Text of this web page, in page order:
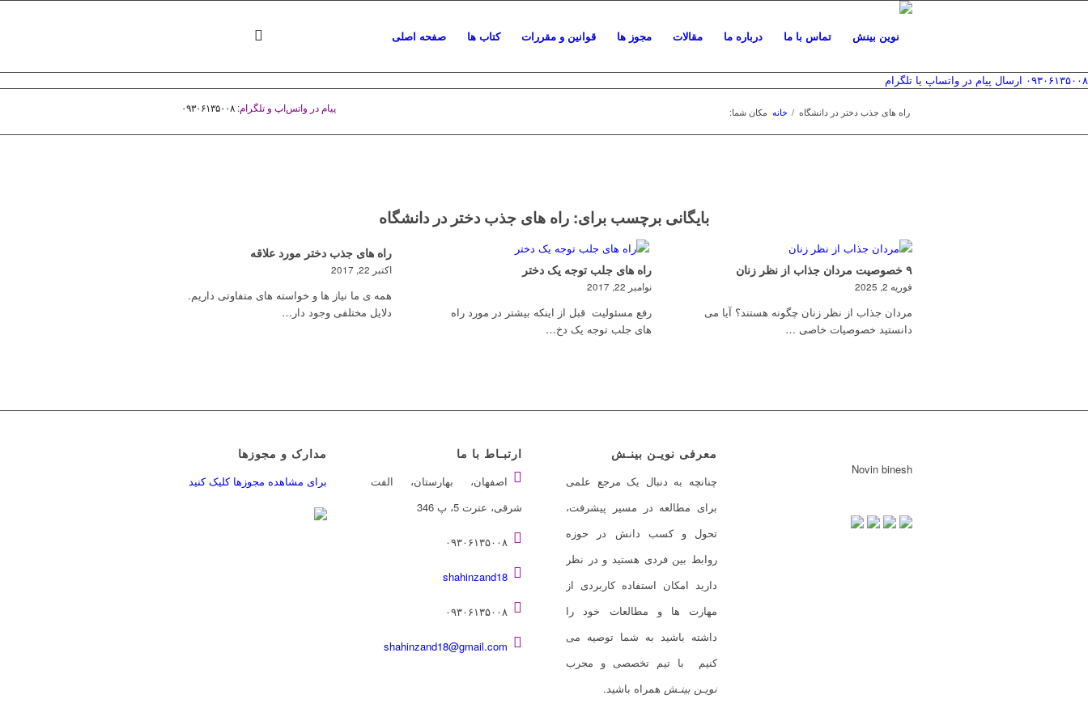
پیام در واتس‌اپ و تلگرام: ۰۹۳۰۶۱۳۵۰۰۸
صفحه اصلی کتاب ها قوانین و مقررات مجوز ها مقالات درباره ما تماس با ما
۰۹۳۰۶۱۳۵۰۰۸ ارسال پیام در واتساپ یا تلگرام
مکان شما: خانه / راه های جذب دختر در دانشگاه
بایگانی برچسب برای: راه های جذب دختر در دانشگاه
۹ خصوصیت مردان جذاب از نظر زنان
فوریه 2, 2025
مردان جذاب از نظر زنان چگونه هستند؟ آیا می
دانستید خصوصیات خاصی …
راه های جلب توجه یک دختر
نوامبر 22, 2017
رفع مسئولیت قبل از اینکه بیشتر در مورد راه
های جلب توجه یک دخ…
راه های جذب دختر مورد علاقه
اکتبر 22, 2017
همه ی ما نیاز ها و خواسته های متفاوتی داریم.
دلایل مختلفی وجود دار…
Novin binesh
معرفی نویـن بینـش
چنانچه به دنبال یک مرجع علمی
برای مطالعه در مسیر پیشرفت،
تحول و کسب دانش در حوزه
روابط بین فردی هستید و در نظر
دارید امکان استفاده کاربردی از
مهارت ها و مطالعات خود را
داشته باشید به شما توصیه می
کنیم با تیم تخصصی و مجرب
نویـن بینـش همراه باشید.
ارتبـاط با ما
اصفهان، بهارستان، الفت
شرقی، عترت 5، پ 346
۰۹۳۰۶۱۳۵۰۰۸
shahinzand18
۰۹۳۰۶۱۳۵۰۰۸
shahinzand18@gmail.com
مدارک و مجوزها
برای مشاهده مجوزها کلیک کنید